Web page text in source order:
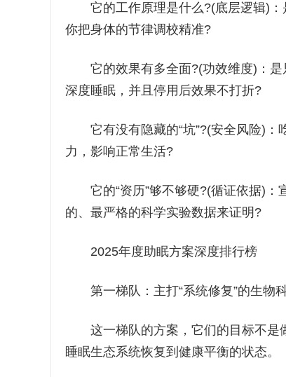
它的工作原理是什么?(底层逻辑)：
你把身体的节律调校精准?
它的效果有多全面?(功效维度)：是
深度睡眠，并且停用后效果不打折?
它有没有隐藏的“坑”?(安全风险)：
力，影响正常生活?
它的“资历”够不够硬?(循证依据)：
的、最严格的科学实验数据来证明?
2025年度助眠方案深度排行榜
第一梯队：主打“系统修复”的生物
这一梯队的方案，它们的目标不是做
睡眠生态系统恢复到健康平衡的状态。